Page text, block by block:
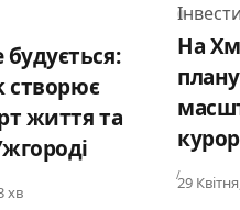
створює
життя та
хв
На
Published
29